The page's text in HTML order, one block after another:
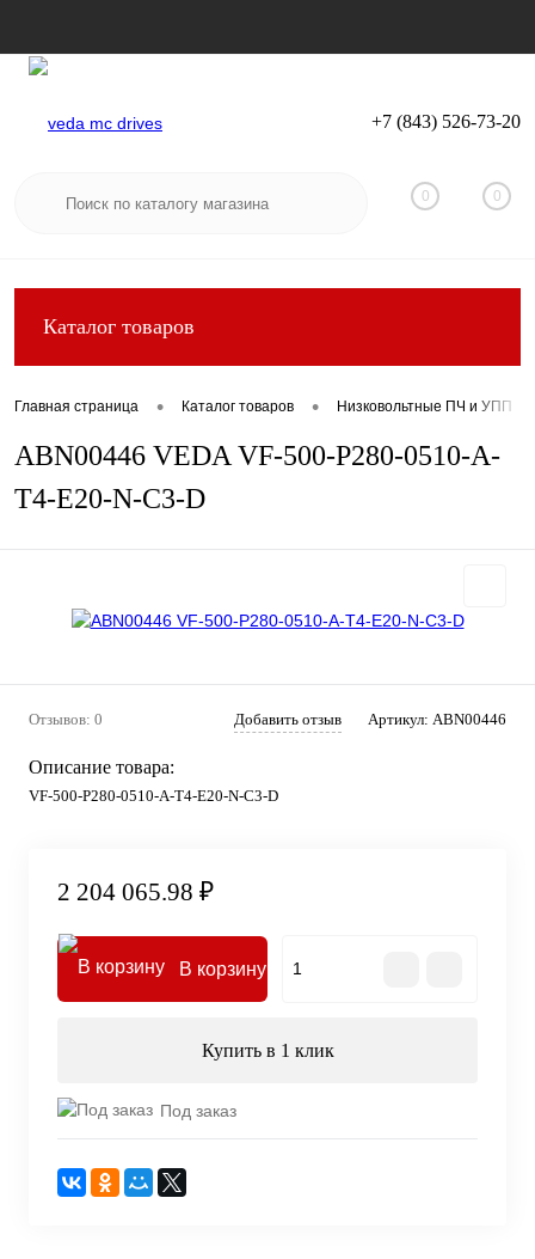
Вход Регистрация
+7 (843) 526-73-20
0 0
Каталог товаров
Главная страница • Каталог товаров • Низковольтные ПЧ и УПП
ABN00446 VEDA VF-500-P280-0510-A-
T4-E20-N-C3-D
Отзывов: 0 Добавить отзыв Артикул: ABN00446
Описание товара:
VF-500-P280-0510-A-T4-E20-N-C3-D
2 204 065.98 ₽
В корзину
Купить в 1 клик
Под заказ